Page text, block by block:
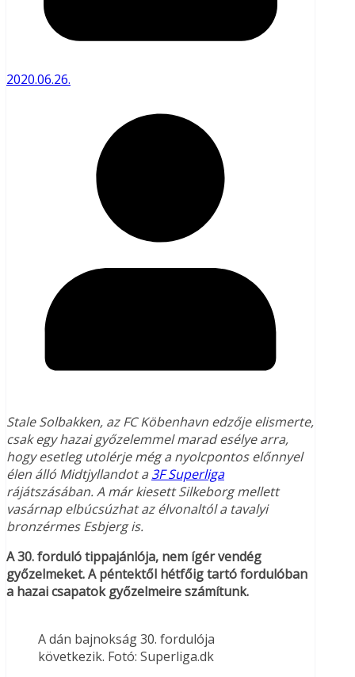
2020.06.26.
Stale Solbakken, az FC Köbenhavn edzője elismerte,
csak egy hazai győzelemmel marad esélye arra,
hogy esetleg utolérje még a nyolcpontos előnnyel
élen álló Midtjyllandot a 3F Superliga
rájátszásában. A már kiesett Silkeborg mellett
vasárnap elbúcsúzhat az élvonaltól a tavalyi
bronzérmes Esbjerg is.
A 30. forduló tippajánlója, nem ígér vendég
győzelmeket. A péntektől hétfőig tartó fordulóban
a hazai csapatok győzelmeire számítunk.
A dán bajnokság 30. fordulója
következik. Fotó: Superliga.dk